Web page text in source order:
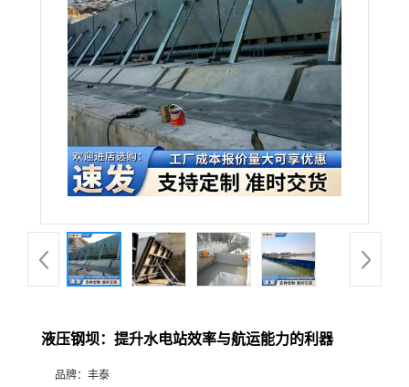
液压钢坝：提升水电站效率与航运能力的利器
品牌： 丰泰